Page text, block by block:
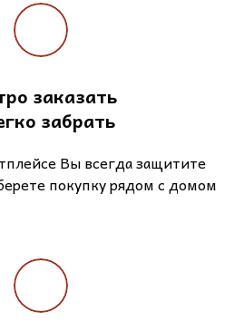
заказать
забрать
Вы всегда защитите
покупку рядом с домом